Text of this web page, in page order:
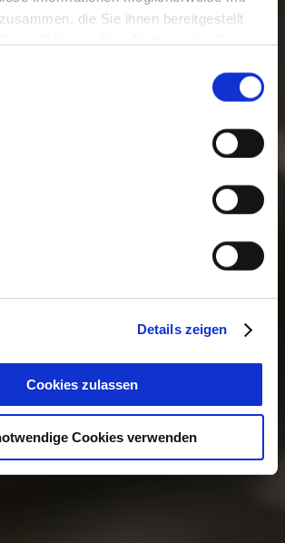
die Sie ihnen bereitgestellt
unsere Webseite weiterhin nutzen.
Details zeigen
Cookies zulassen
Cookies verwenden